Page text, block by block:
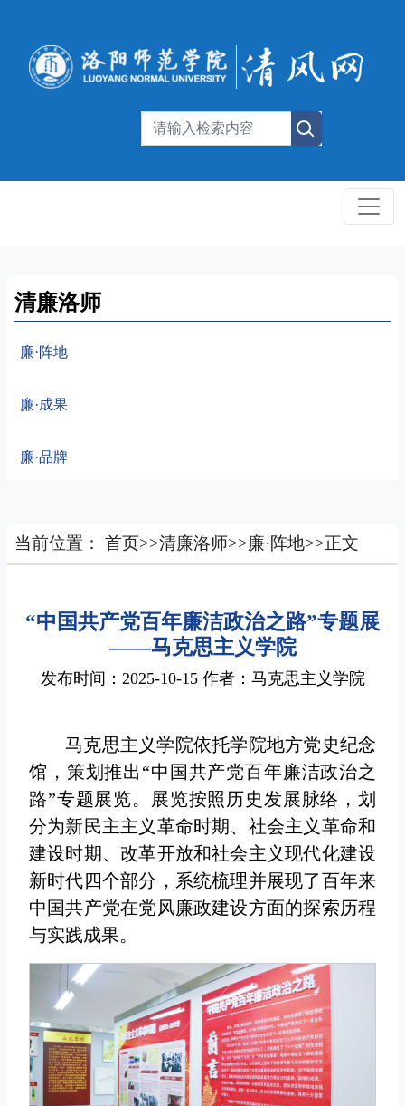
清廉洛师
廉·阵地
廉·成果
廉·品牌
当前位置： 首页>>清廉洛师>>廉·阵地>>正文
“中国共产党百年廉洁政治之路”专题展
——马克思主义学院
发布时间：2025-10-15 作者：马克思主义学院
马克思主义学院依托学院地方党史纪念
馆，策划推出“中国共产党百年廉洁政治之
路”专题展览。展览按照历史发展脉络，划
分为新民主主义革命时期、社会主义革命和
建设时期、改革开放和社会主义现代化建设
新时代四个部分，系统梳理并展现了百年来
中国共产党在党风廉政建设方面的探索历程
与实践成果。